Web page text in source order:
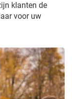
klanten de
voor uw